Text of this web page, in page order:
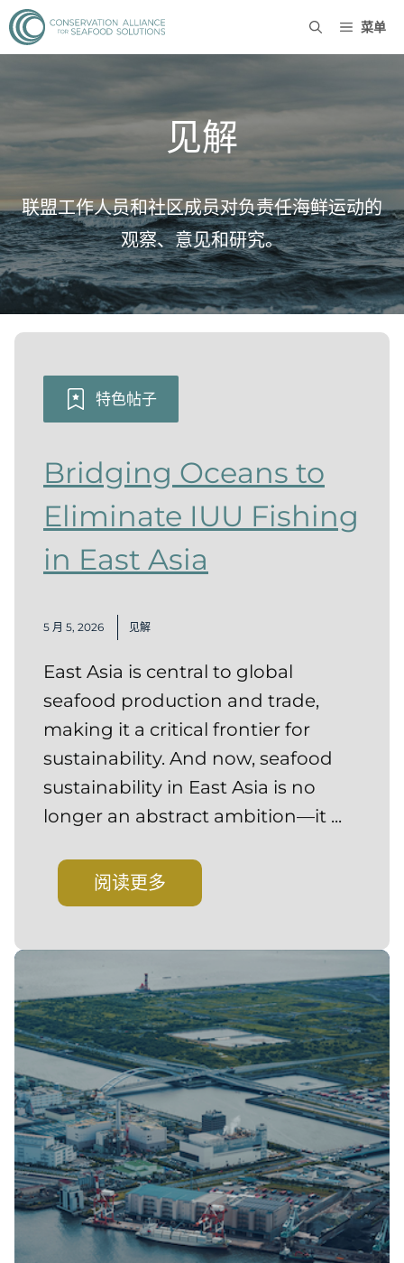
菜单
见解
联盟工作人员和社区成员对负责任海鲜运动的
观察、意见和研究。
特色帖子
Bridging Oceans to
Eliminate IUU Fishing
in East Asia
5 月 5, 2026 见解
East Asia is central to global
seafood production and trade,
making it a critical frontier for
sustainability. And now, seafood
sustainability in East Asia is no
longer an abstract ambition—it ...
阅读更多